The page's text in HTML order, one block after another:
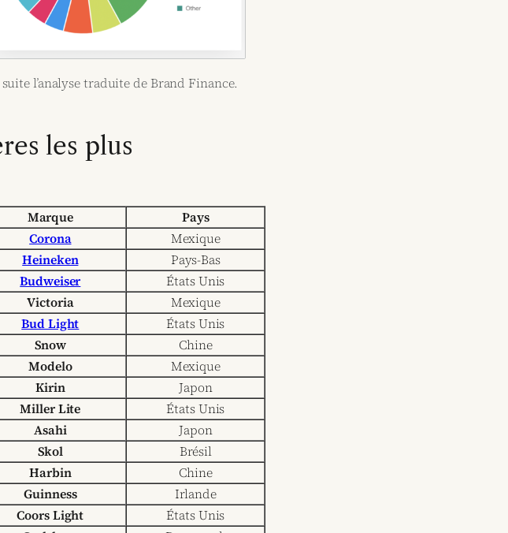
l’analyse traduite de Brand Finance.
les plus
Marque
Pays
Corona
Mexique
Heineken
Pays-Bas
Budweiser
États Unis
Victoria
Mexique
Bud Light
États Unis
Snow
Chine
Modelo
Mexique
Kirin
Japon
Miller Lite
États Unis
Asahi
Japon
Skol
Brésil
Harbin
Chine
Guinness
Irlande
Coors Light
États Unis